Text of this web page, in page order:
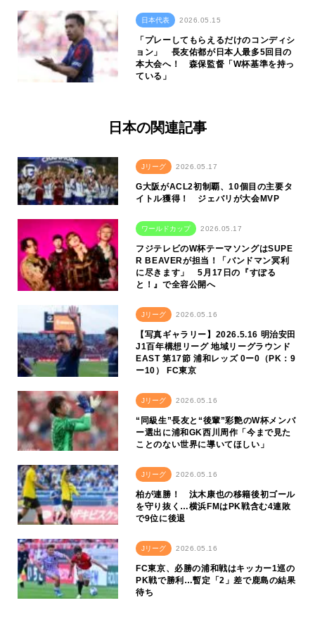
日本代表 2026.05.15
「プレーしてもらえるだけのコンディシ
ョン」 長友佑都が日本人最多5回目の
本大会へ！ 森保監督「W杯基準を持っ
ている」
日本の関連記事
Jリーグ 2026.05.17
G大阪がACL2初制覇、10個目の主要タ
イトル獲得！ ジェバリが大会MVP
ワールドカップ 2026.05.17
フジテレビのW杯テーマソングはSUPE
R BEAVERが担当！「バンドマン冥利
に尽きます」 5月17日の『すぽる
と！』で全容公開へ
Jリーグ 2026.05.16
【写真ギャラリー】2026.5.16 明治安田
J1百年構想リーグ 地域リーグラウンド
EAST 第17節 浦和レッズ 0ー0（PK：9
ー10） FC東京
Jリーグ 2026.05.16
“同級生”長友と“後輩”彩艶のW杯メンバ
ー選出に浦和GK西川周作「今まで見た
ことのない世界に導いてほしい」
Jリーグ 2026.05.16
柏が連勝！ 汰木康也の移籍後初ゴール
を守り抜く…横浜FMはPK戦含む4連敗
で9位に後退
Jリーグ 2026.05.16
FC東京、必勝の浦和戦はキッカー1巡の
PK戦で勝利…暫定「2」差で鹿島の結果
待ち